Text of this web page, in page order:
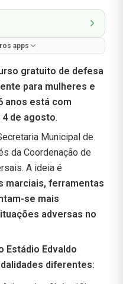
apps
gratuito de defesa
para mulheres e
anos está com
de agosto.
Municipal de
da Coordenação de
A ideia é
marciais, ferramentas
se mais
adversas no
Estádio Edvaldo
diferentes: